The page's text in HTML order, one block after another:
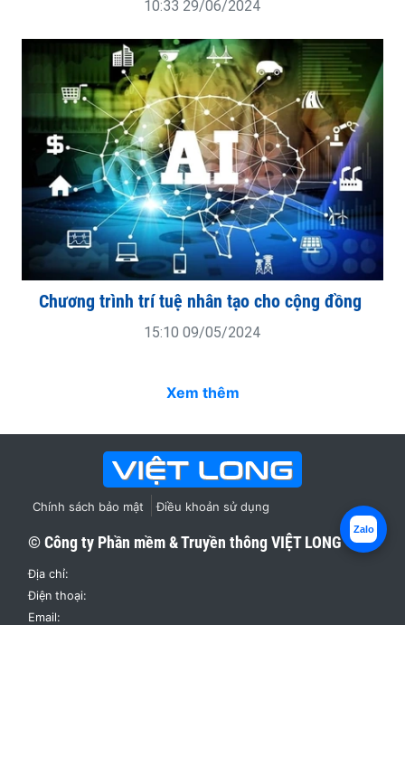
10:33 29/06/2024
Chương trình trí tuệ nhân tạo cho cộng đồng
15:10 09/05/2024
Xem thêm
Chính sách bảo mật Điều khoản sử dụng
© Công ty Phần mềm & Truyền thôngVIỆT LONG
Địa chỉ:
Điện thoại:
Email:
Zalo